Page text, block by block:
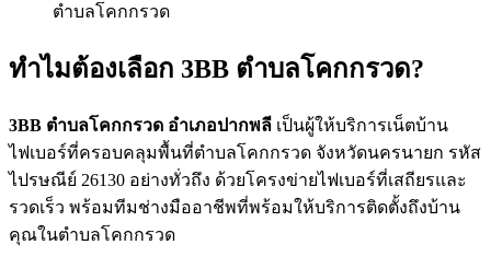
ตำบลโคกกรวด
ทำไมต้องเลือก 3BB ตำบลโคกกรวด?
3BB ตำบลโคกกรวด อำเภอปากพลี เป็นผู้ให้บริการเน็ตบ้าน
ไฟเบอร์ที่ครอบคลุมพื้นที่ตำบลโคกกรวด จังหวัดนครนายก รหัส
ไปรษณีย์ 26130 อย่างทั่วถึง ด้วยโครงข่ายไฟเบอร์ที่เสถียรและ
รวดเร็ว พร้อมทีมช่างมืออาชีพที่พร้อมให้บริการติดตั้งถึงบ้าน
คุณในตำบลโคกกรวด